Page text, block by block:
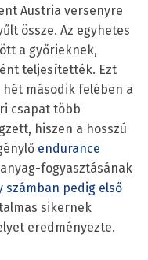
Austria versenyre
össze. Az egyhetes
a győrieknek,
teljesítették. Ezt
második felében a
csapat több
hiszen a hosszú
endurance
fogyasztásának
számban pedig első
sikernek
eredményezte.